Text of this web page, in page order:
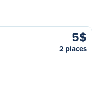
5$
2 places